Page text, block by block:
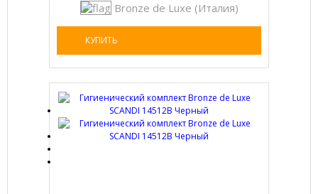
Bronze de Luxe (Италия)
КУПИТЬ